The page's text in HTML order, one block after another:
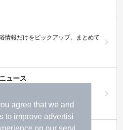
agree that we and
to improve advertisi
情報だけをピックアップ。まとめて
ュース